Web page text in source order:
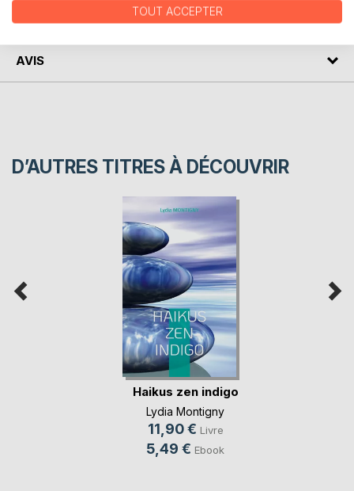
AVIS
D’AUTRES TITRES À DÉCOUVRIR
Haikus zen indigo
Lydia Montigny
11,90 € Livre
5,49 € Ebook
TOUT ACCEPTER